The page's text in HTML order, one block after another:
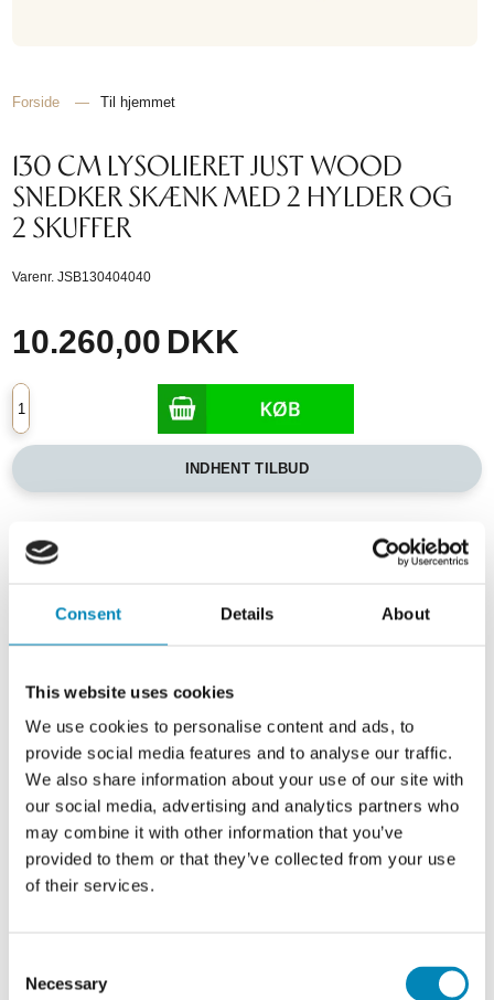
Consent Details About
This website uses cookies
We use cookies to personalise content and ads, to
provide social media features and to analyse our traffic.
We also share information about your use of our site with
our social media, advertising and analytics partners who
may combine it with other information that you’ve
provided to them or that they’ve collected from your use
of their services.
Selection
Necessary
Forside — Til hjemmet
130 CM LYSOLIERET JUST WOOD
SNEDKER SKÆNK MED 2 HYLDER OG
2 SKUFFER
Varenr.JSB130404040
10.260,00 DKK
INDHENT TILBUD
Mere om produktet Produktspecifikationer
MERE OM PRODUKTET
Vores snedker skænk er et fantastisk flot møbel, som vil stå flot fremme
6 lige store rum. I midten finder du også 2 skuffer.